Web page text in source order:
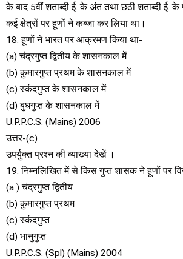
के बाद 5वीं शताब्दी ई. के अंत तथा छठी शताब्दी ई. के
कई क्षेत्रों पर हूणों ने कब्जा कर लिया था।
18. हूणों ने भारत पर आक्रमण किया था-
(a) चंद्रगुप्त द्वितीय के शासनकाल में
(b) कुमारगुप्त प्रथम के शासनकाल में
(c) स्कंदगुप्त के शासनकाल में
(d) बुधगुप्त के शासनकाल में
U.P.P.C.S. (Mains) 2006
उत्तर-(c)
उपर्युक्त प्रश्न की व्याख्या देखें ।
19. निम्नलिखित में से किस गुप्त शासक ने हूणों पर
(a ) चंद्रगुप्त द्वितीय
(b) कुमारगुप्त प्रथम
(c) स्कंदगुप्त
(d) भानुगुप्त
U.P.P.C.S. (Spl) (Mains) 2004